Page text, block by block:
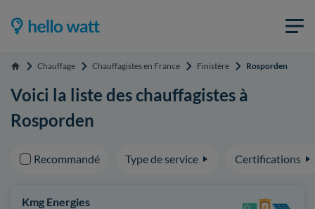
Accueil Chauffage Chauffagistes en France Finistère Rosporden
Voici la liste des chauffagistes à
Rosporden
Recommandé Type de service Certifications
Kmg Energies